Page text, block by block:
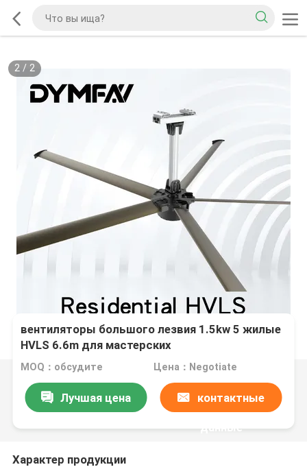
2/ 2
вентиляторы большого лезвия 1.5kw 5 жилые
HVLS 6.6m для мастерских
MOQ：обсудите Цена：Negotiate
Лучшая цена контактные
данные
Характер продукции